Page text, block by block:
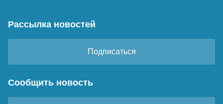
Рассылка новостей
Подписаться
Сообщить новость